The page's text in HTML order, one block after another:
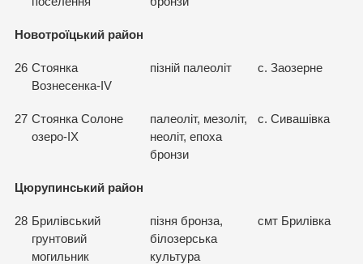
Новотроїцький район
26 Стоянка
Вознесенка-IV
пізній палеоліт с. Заозерне
27 Стоянка Солоне
озеро-IX
палеоліт, мезоліт,
неоліт, епоха
бронзи
с. Сивашівка
Цюрупинський район
28 Брилівський
грунтовий
могильник
пізня бронза,
білозерська
культура
смт Брилівка